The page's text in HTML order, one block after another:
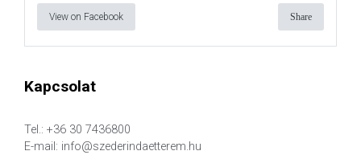
View on Facebook Share
Kapcsolat
Tel.: +36 30 7436800
E-mail: info@szederindaetterem.hu